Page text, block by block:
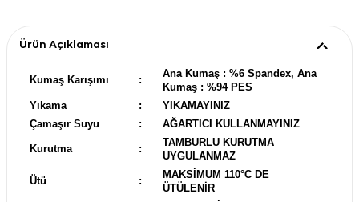
Ürün Açıklaması
Kumaş Karışımı :
Ana Kumaş : %6 Spandex, Ana
Kumaş : %94 PES
Yıkama
:
YIKAMAYINIZ
Çamaşır Suyu
: AĞARTICI KULLANMAYINIZ
Kurutma :
TAMBURLU KURUTMA
UYGULANMAZ
Ütü :
MAKSİMUM 110°C DE
ÜTÜLENİR